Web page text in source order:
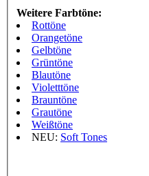
Weitere Farbtöne:
Rottöne
Orangetöne
Gelbtöne
Grüntöne
Blautöne
Violetttöne
Brauntöne
Grautöne
Weißtöne
NEU: Soft Tones